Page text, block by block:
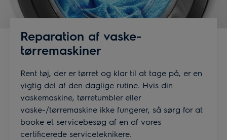
Reparation af vaske-
tørremaskiner
Rent tøj, der er tørret og klar til at tage på, er en
vigtig del af den daglige rutine. Hvis din
vaskemaskine, tørretumbler eller
vaske-/tørremaskine ikke fungerer, så sørg for at
booke et servicebesøg af en af vores
certificerede serviceteknikere.